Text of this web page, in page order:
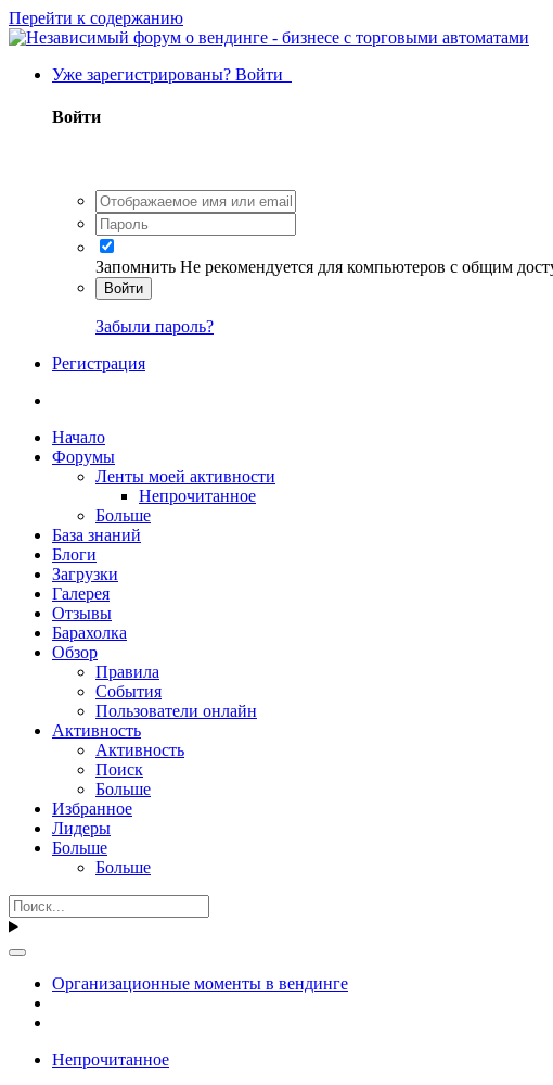
Перейти к содержанию
Уже зарегистрированы? Войти
Войти
Запомнить Не рекомендуется для компьютеров с общим
Войти
Забыли пароль?
Регистрация
Начало
Форумы
Ленты моей активности
Непрочитанное
Больше
База знаний
Блоги
Загрузки
Галерея
Отзывы
Барахолка
Обзор
Правила
События
Пользователи онлайн
Активность
Активность
Поиск
Больше
Избранное
Лидеры
Больше
Больше
Организационные моменты в вендинге
Непрочитанное